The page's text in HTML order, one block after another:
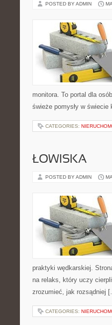
POSTED BY ADMIN
monitora. To portal dla
świeże pomysły w
CATEGORIES:
ŁOWISKA
POSTED BY ADMIN
praktyki wędkarskiej.
na relaks, który uczy
zrozumieć, jak rozsądniej
CATEGORIES: